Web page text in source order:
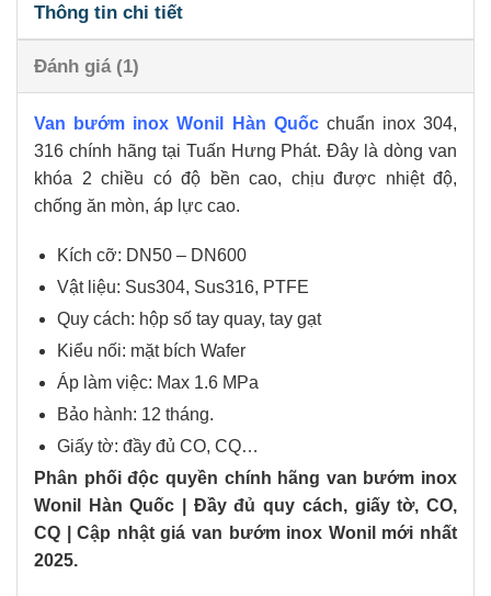
Thông tin chi tiết
Đánh giá (1)
Van bướm inox Wonil Hàn Quốcchuẩn inox 304,
316 chính hãng tại Tuấn Hưng Phát. Đây là dòng van
khóa 2 chiều có độ bền cao, chịu được nhiệt độ,
chống ăn mòn, áp lực cao.
Kích cỡ: DN50 – DN600
Vật liệu: Sus304, Sus316, PTFE
Quy cách: hộp số tay quay, tay gạt
Kiểu nối: mặt bích Wafer
Áp làm việc: Max 1.6 MPa
Bảo hành: 12 tháng.
Giấy tờ: đầy đủ CO, CQ…
Phân phối độc quyền chính hãng van bướm inox
Wonil Hàn Quốc | Đầy đủ quy cách, giấy tờ, CO,
CQ | Cập nhật giá van bướm inox Wonil mới nhất
2025.